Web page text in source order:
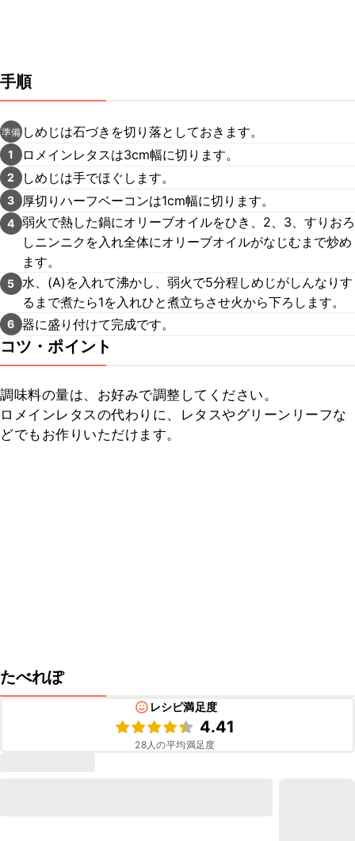
手順
準備 しめじは石づきを切り落としておきます。
1 ロメインレタスは3cm幅に切ります。
2 しめじは手でほぐします。
3 厚切りハーフベーコンは1cm幅に切ります。
4 弱火で熱した鍋にオリーブオイルをひき、2、3、すりおろ
しニンニクを入れ全体にオリーブオイルがなじむまで炒め
ます。
5 水、(A)を入れて沸かし、弱火で5分程しめじがしんなりす
るまで煮たら1を入れひと煮立ちさせ火から下ろします。
6 器に盛り付けて完成です。
コツ・ポイント
調味料の量は、お好みで調整してください。
ロメインレタスの代わりに、レタスやグリーンリーフな
どでもお作りいただけます。
たべれぽ
レシピ満足度
4.41
28人の平均満足度